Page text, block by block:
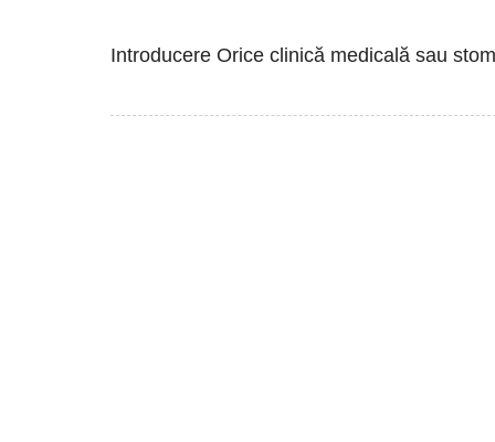
Introducere Orice clinică medicală sau